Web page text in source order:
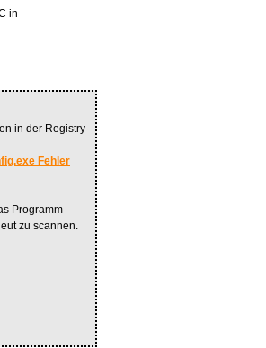
in
in der Registry
Fehler
Programm
zu scannen.